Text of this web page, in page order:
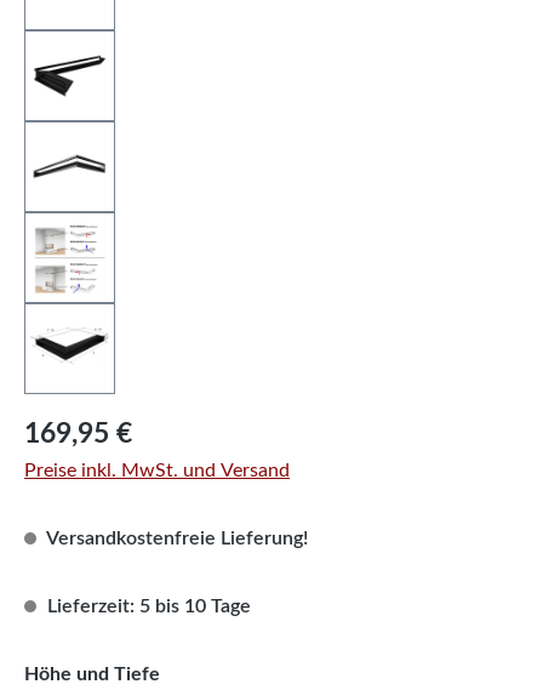
Regulärer Preis:
169,95 €
Preise inkl. MwSt. und Versand
Versandkostenfreie Lieferung!
Lieferzeit: 5 bis 10 Tage
Höhe und Tiefe